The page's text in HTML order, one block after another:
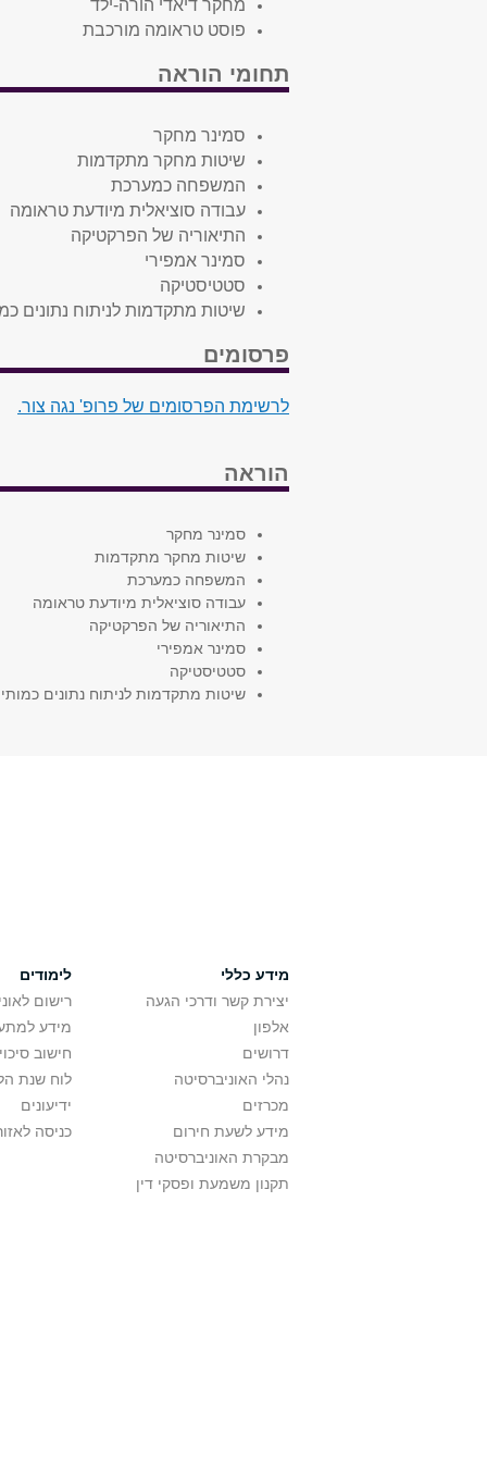
מחקר דיאדי הורה-ילד
פוסט טראומה מורכבת
תחומי הוראה
סמינר מחקר
שיטות מחקר מתקדמות
המשפחה כמערכת
עבודה סוציאלית מיודעת טראומה
התיאוריה של הפרקטיקה
סמינר אמפירי
סטטיסטיקה
שיטות מתקדמות לניתוח נתונים
פרסומים
לרשימת הפרסומים של פרופ' נגה צור.
הוראה
סמינר מחקר
שיטות מחקר מתקדמות
המשפחה כמערכת
עבודה סוציאלית מיודעת טראומה
התיאוריה של הפרקטיקה
סמינר אמפירי
סטטיסטיקה
שיטות מתקדמות לניתוח נתונים
מידע כללי
יצירת קשר ודרכי הגעה
אלפון
דרושים
נהלי האוניברסיטה
מכרזים
מידע לשעת חירום
מבקרת האוניברסיטה
תקנון משמעת ופסקי דין
לימודים
רישום
מידע
חישוב
לוח שנת
ידיעונים
כניסה